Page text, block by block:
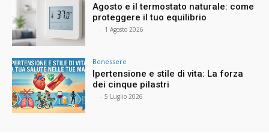
Agosto e il termostato naturale: come
proteggere il tuo equilibrio
- 1 Agosto 2026
Benessere
Ipertensione e stile di vita: La forza
dei cinque pilastri
- 5 Luglio 2026